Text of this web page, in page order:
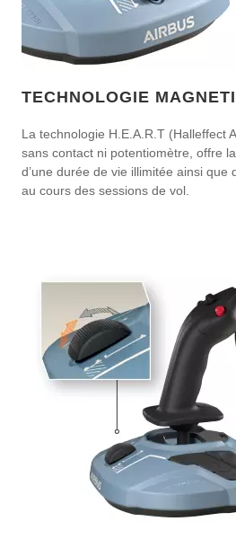
TECHNOLOGIE
La technologie H.E.A.R.T (Halleffect
sans contact ni potentiomètre, offre
d’une durée de vie illimitée ainsi que
au cours des sessions de vol.